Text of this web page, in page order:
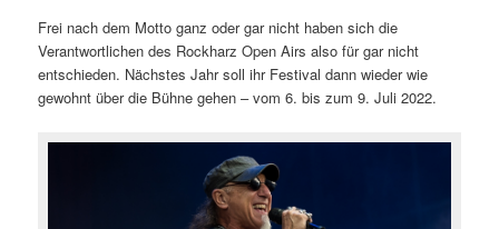
Frei nach dem Motto ganz oder gar nicht haben sich die
Verantwortlichen des Rockharz Open Airs also für gar nicht
entschieden. Nächstes Jahr soll ihr Festival dann wieder wie
gewohnt über die Bühne gehen – vom 6. bis zum 9. Juli 2022.